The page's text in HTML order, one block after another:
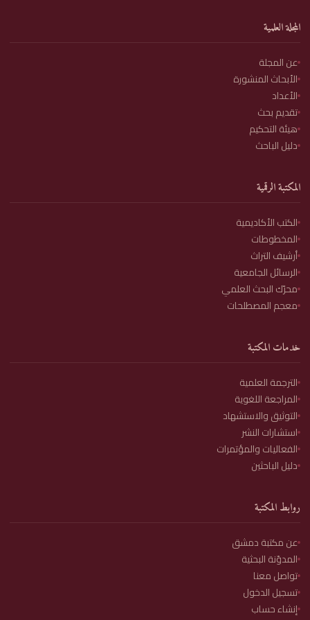
المجلة العلمية
عن المجلة
الأبحاث المنشورة
الأعداد
تقديم بحث
هيئة التحكيم
دليل الباحث
المكتبة الرقمية
الكتب الأكاديمية
المخطوطات
أرشيف التراث
الرسائل الجامعية
محرّك البحث العلمي
معجم المصطلحات
خدمات المكتبة
الترجمة العلمية
المراجعة اللغوية
التوثيق والاستشهاد
استشارات النشر
الفعاليات والمؤتمرات
دليل الباحثين
روابط المكتبة
عن مكتبة دمشق
المدوّنة البحثية
تواصل معنا
تسجيل الدخول
إنشاء حساب